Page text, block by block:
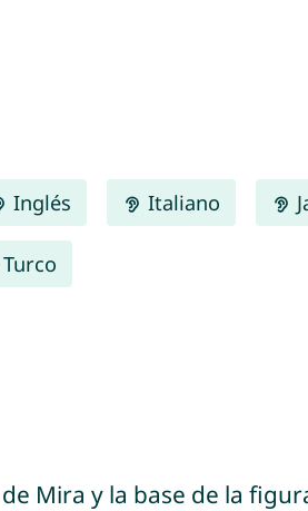
Inglés Italiano
Turco
Mira y la base de la